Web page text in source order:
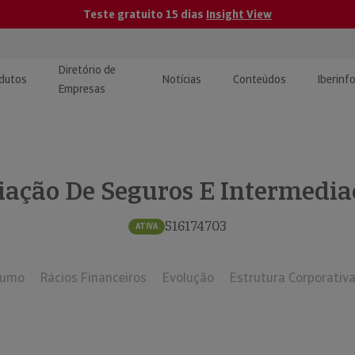
Teste gratuito 15 dias Insight View
e Monitorização de
Diretório de
Empresas
Notícias Conteúdos
| Estudos e
De Seguros E
ATIVA 516174703
Rácios Financeiros Evolução Estrutura Corporativa